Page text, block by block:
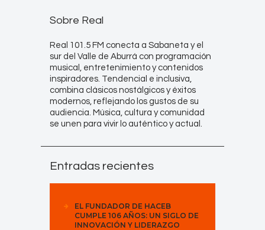
Sobre Real
Real 101.5 FM conecta a Sabaneta y el
sur del Valle de Aburrá con programación
musical, entretenimiento y contenidos
inspiradores. Tendencial e inclusiva,
combina clásicos nostálgicos y éxitos
modernos, reflejando los gustos de su
audiencia. Música, cultura y comunidad
se unen para vivir lo auténtico y actual.
Entradas recientes
EL FUNDADOR DE HACEB
CUMPLE 106 AÑOS: UN SIGLO DE
INNOVACIÓN Y LIDERAZGO